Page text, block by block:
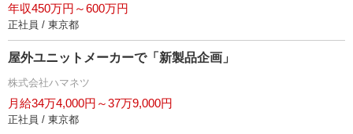
年収450万円～600万円
正社員 / 東京都
屋外ユニットメーカーで「新製品企画」
株式会社ハマネツ
月給34万4,000円～37万9,000円
正社員 / 東京都